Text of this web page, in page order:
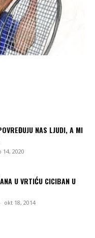
NAS LJUDI, A MI
14, 2020
U VRTIĆU CICIBAN U
- okt 18, 2014